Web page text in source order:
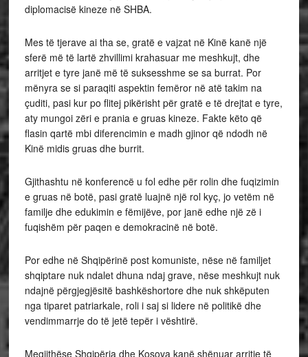
diplomacisë kineze në SHBA.
Mes të tjerave ai tha se, gratë e vajzat në Kinë kanë një
sferë më të lartë zhvillimi krahasuar me meshkujt, dhe
arritjet e tyre janë më të suksesshme se sa burrat. Por
mënyra se si paraqiti aspektin femëror në atë takim na
çuditi, pasi kur po flitej pikërisht për gratë e të drejtat e tyre,
aty mungoi zëri e prania e gruas kineze. Fakte këto që
flasin qartë mbi diferencimin e madh gjinor që ndodh në
Kinë midis gruas dhe burrit.
Gjithashtu në konferencë u fol edhe për rolin dhe fuqizimin
e gruas në botë, pasi gratë luajnë një rol kyç, jo vetëm në
familje dhe edukimin e fëmijëve, por janë edhe një zë i
fuqishëm për paqen e demokracinë në botë.
Por edhe në Shqipërinë post komuniste, nëse në familjet
shqiptare nuk ndalet dhuna ndaj grave, nëse meshkujt nuk
ndajnë përgjegjësitë bashkëshortore dhe nuk shkëputen
nga tiparet patriarkale, roli i saj si lidere në politikë dhe
vendimmarrje do të jetë tepër i vështirë.
Megjithëse Shqipëria dhe Kosova kanë shënuar arritje të